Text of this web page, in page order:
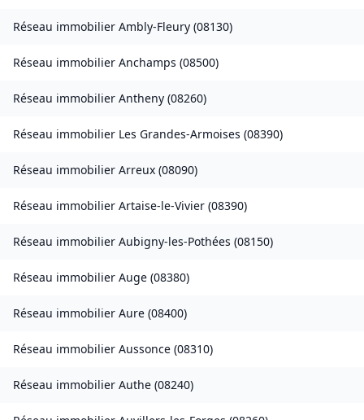
Réseau immobilier Ambly-Fleury (08130)
Réseau immobilier Anchamps (08500)
Réseau immobilier Antheny (08260)
Réseau immobilier Les Grandes-Armoises (08390)
Réseau immobilier Arreux (08090)
Réseau immobilier Artaise-le-Vivier (08390)
Réseau immobilier Aubigny-les-Pothées (08150)
Réseau immobilier Auge (08380)
Réseau immobilier Aure (08400)
Réseau immobilier Aussonce (08310)
Réseau immobilier Authe (08240)